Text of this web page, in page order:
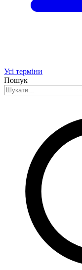
Усі терміни
Пошук